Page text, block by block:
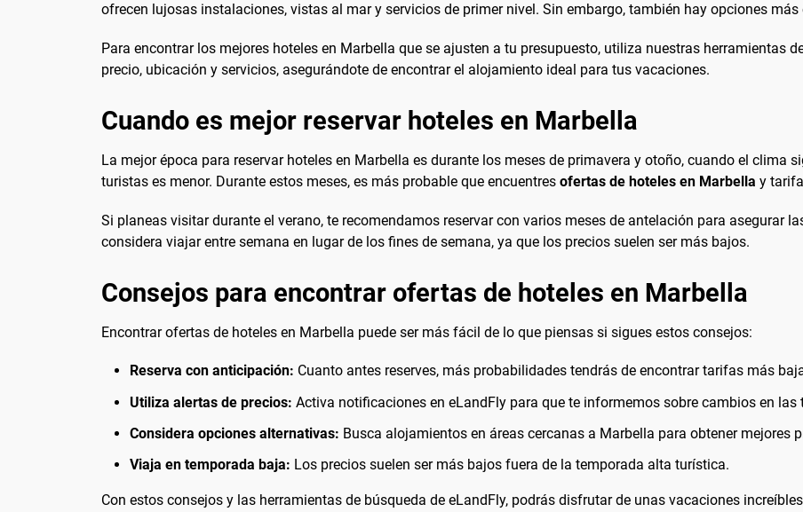
ofrecen lujosas instalaciones, vistas al mar y servicios de primer nivel. Sin embargo, también hay opciones
Para encontrar los mejores hoteles en Marbella que se ajusten a tu presupuesto, utiliza nuestras herramientas
precio, ubicación y servicios, asegurándote de encontrar el alojamiento ideal para tus vacaciones.
Cuando es mejor reservar hoteles en Marbella
La mejor época para reservar hoteles en Marbella es durante los meses de primavera y otoño, cuando el clima
turistas es menor. Durante estos meses, es más probable que encuentres ofertas de hoteles en Marbella y
Si planeas visitar durante el verano, te recomendamos reservar con varios meses de antelación para asegurar
considera viajar entre semana en lugar de los fines de semana, ya que los precios suelen ser más bajos.
Consejos para encontrar ofertas de hoteles en Marbella
Encontrar ofertas de hoteles en Marbella puede ser más fácil de lo que piensas si sigues estos consejos:
Reserva con anticipación: Cuanto antes reserves, más probabilidades tendrás de encontrar tarifas más
Utiliza alertas de precios: Activa notificaciones en eLandFly para que te informemos sobre cambios en las
Considera opciones alternativas: Busca alojamientos en áreas cercanas a Marbella para obtener mejores
Viaja en temporada baja: Los precios suelen ser más bajos fuera de la temporada alta turística.
Con estos consejos y las herramientas de búsqueda de eLandFly, podrás disfrutar de unas vacaciones